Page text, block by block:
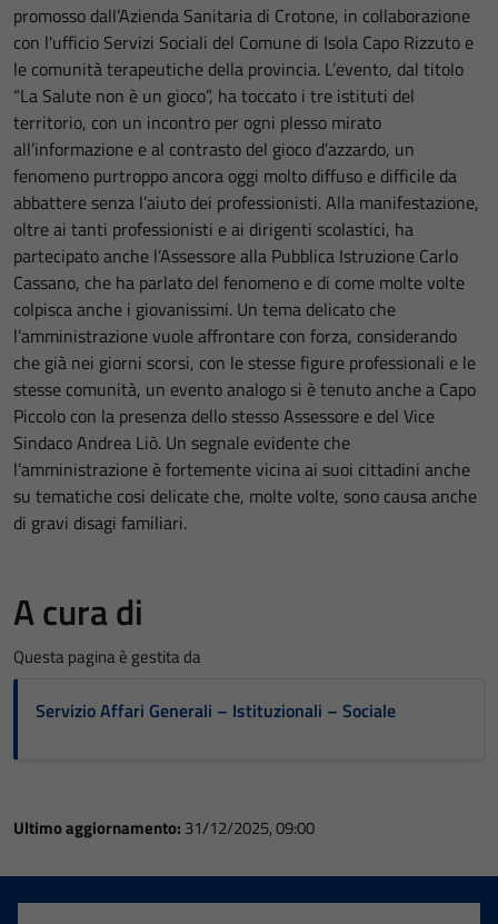
promosso dall’Azienda Sanitaria di Crotone, in collaborazione
con l'ufficio Servizi Sociali del Comune di Isola Capo Rizzuto e
le comunità terapeutiche della provincia. L’evento, dal titolo
“La Salute non è un gioco”, ha toccato i tre istituti del
territorio, con un incontro per ogni plesso mirato
all’informazione e al contrasto del gioco d’azzardo, un
fenomeno purtroppo ancora oggi molto diffuso e difficile da
abbattere senza l’aiuto dei professionisti. Alla manifestazione,
oltre ai tanti professionisti e ai dirigenti scolastici, ha
partecipato anche l’Assessore alla Pubblica Istruzione Carlo
Cassano, che ha parlato del fenomeno e di come molte volte
colpisca anche i giovanissimi. Un tema delicato che
l’amministrazione vuole affrontare con forza, considerando
che già nei giorni scorsi, con le stesse figure professionali e le
stesse comunità, un evento analogo si è tenuto anche a Capo
Piccolo con la presenza dello stesso Assessore e del Vice
Sindaco Andrea Liò. Un segnale evidente che
l’amministrazione è fortemente vicina ai suoi cittadini anche
su tematiche cosi delicate che, molte volte, sono causa anche
di gravi disagi familiari.
A cura di
Questa pagina è gestita da
Servizio Affari Generali – Istituzionali – Sociale
Ultimo aggiornamento: 31/12/2025, 09:00